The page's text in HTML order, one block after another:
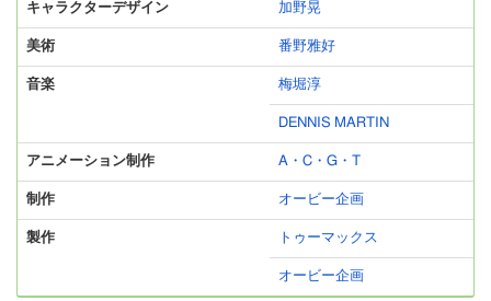
キャラクターデザイン 加野晃
美術 番野雅好
音楽 梅堀淳
DENNIS MARTIN
アニメーション制作 A・C・G・T
制作 オービー企画
製作 トゥーマックス
オービー企画